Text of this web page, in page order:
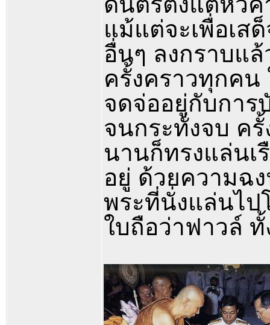
แม้แต่จะเพื่อเส
อื่นๆ ลงกราบแ
ครั้งคราวทุกคน
จดจ่ออยู่กับการ
จนกระทั่งจบ ครั้
นานก็ทรงแล่นเ
อยู่ ด้วยความฉง
พระที่นั่งแล่นไป
ใบถือว่าฟาวล์